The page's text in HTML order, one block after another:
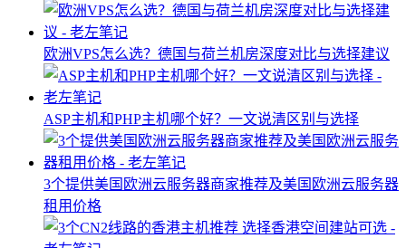
欧洲VPS怎么选？德国与荷兰机房深度对比与选择建议
ASP主机和PHP主机哪个好？一文说清区别与选择
3个提供美国欧洲云服务器商家推荐及美国欧洲云服务器
租用价格